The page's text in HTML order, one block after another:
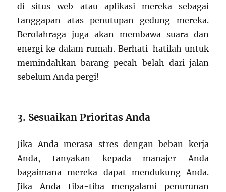
di situs web atau aplikasi mereka sebagai
tanggapan atas penutupan gedung mereka.
Berolahraga juga akan membawa suara dan
energi ke dalam rumah. Berhati-hatilah untuk
memindahkan barang pecah belah dari jalan
sebelum Anda pergi!
3. Sesuaikan Prioritas Anda
Jika Anda merasa stres dengan beban kerja
Anda, tanyakan kepada manajer Anda
bagaimana mereka dapat mendukung Anda.
Jika Anda tiba-tiba mengalami penurunan